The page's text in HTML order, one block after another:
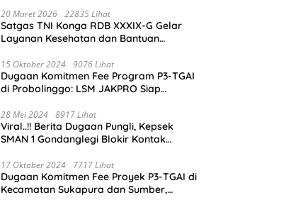
20 Maret 2026 22835 Lihat
Satgas TNI Konga RDB XXXIX-G Gelar
Layanan Kesehatan dan Bantuan
15 Oktober 2024 9076 Lihat
Dugaan Komitmen Fee Program P3-TGAI
di Probolinggo: LSM JAKPRO Siap
28 Mei 2024 8917 Lihat
Viral..!! Berita Dugaan Pungli, Kepsek
SMAN 1 Gondanglegi Blokir Kontak
17 Oktober 2024 7717 Lihat
Dugaan Komitmen Fee Proyek P3-TGAI di
Kecamatan Sukapura dan Sumber,